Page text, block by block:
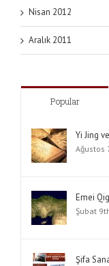
Nisan 2012
Aralık 2011
Popular
Yi Jing
Ağustos
Emei
Şubat
Şifa